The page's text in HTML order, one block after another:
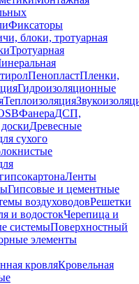
Фиксаторы
блоки, тротуарная
Тротуарная
ПенопластПленки,
Гидроизоляционные
Теплоизоляция
ФанераДСП,
Древесные
сухого
Ленты
Гипсовые и цементные
воздуховодовРешетки
и водостокЧерепица и
системыПоверхностный
элементы
кровляКровельная